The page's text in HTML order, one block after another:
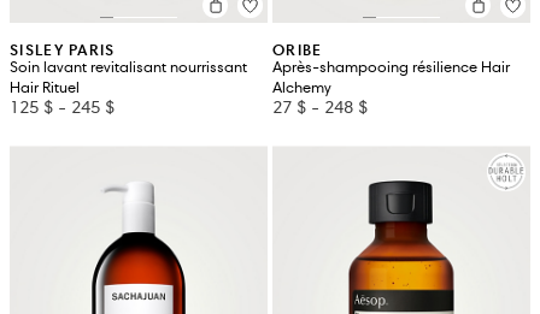
SISLEY PARIS
Soin lavant revitalisant nourrissant
Hair Rituel
125 $ - 245 $
ORIBE
Après-shampooing résilience Hair
Alchemy
27 $ - 248 $